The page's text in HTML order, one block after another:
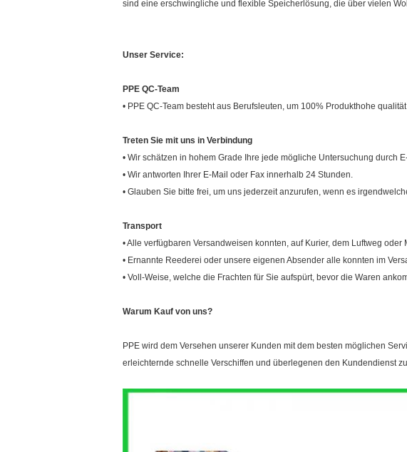
sind eine erschwingliche und flexible Speicherlösung, die über vielen
Unser Service:
PPE QC-Team
• PPE QC-Team besteht aus Berufsleuten, um 100% Produkthohe
Treten Sie mit uns in Verbindung
• Wir schätzen in hohem Grade Ihre jede mögliche Untersuchung durch
• Wir antworten Ihrer E-Mail oder Fax innerhalb 24 Stunden.
• Glauben Sie bitte frei, um uns jederzeit anzurufen, wenn es
Transport
• Alle verfügbaren Versandweisen konnten, auf Kurier, dem Luftweg
• Ernannte Reederei oder unsere eigenen Absender alle konnten im
• Voll-Weise, welche die Frachten für Sie aufspürt, bevor die Waren
Warum Kauf von uns?
PPE wird dem Versehen unserer Kunden mit dem besten möglichen
erleichternde schnelle Verschiffen und überlegenen den Kundendienst